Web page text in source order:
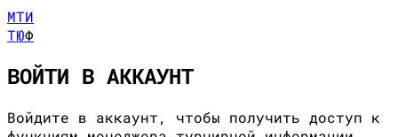
МТИ
ТЮФ
ВОЙТИ В АККАУНТ
Войдите в аккаунт, чтобы получить доступ к